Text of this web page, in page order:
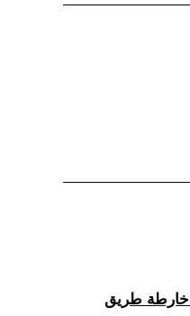
خارطة طريق